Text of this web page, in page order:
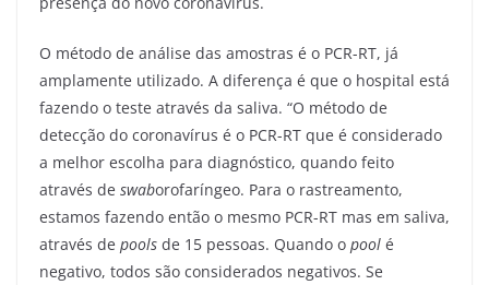
O método de análise das amostras é o PCR-RT, já
amplamente utilizado. A diferença é que o hospital está
fazendo o teste através da saliva. “O método de
detecção do coronavírus é o PCR-RT que é considerado
a melhor escolha para diagnóstico, quando feito
através de swaborofaríngeo. Para o rastreamento,
estamos fazendo então o mesmo PCR-RT mas em saliva,
através de pools de 15 pessoas. Quando o pool é
negativo, todos são considerados negativos. Se